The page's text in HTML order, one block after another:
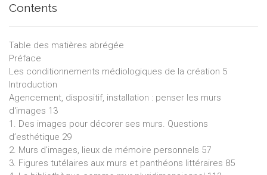
Contents
Table des matières abrégée
Préface
Les conditionnements médiologiques de la création 5
Introduction
Agencement, dispositif, installation : penser les murs
d'images 13
1. Des images pour décorer ses murs. Questions
d’esthétique 29
2. Murs d’images, lieux de mémoire personnels 57
3. Figures tutélaires aux murs et panthéons littéraires 85